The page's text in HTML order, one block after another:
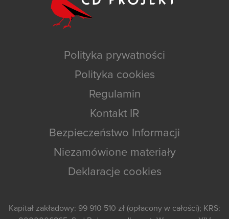
Polityka prywatności
Polityka cookies
Regulamin
Kontakt IR
Bezpieczeństwo Informacji
Niezamówione materiały
Deklaracje cookies
Kapitał zakładowy: 99 910 510 zł (opłacony w całości); KRS: